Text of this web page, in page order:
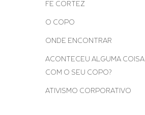
FE CORTEZ
O COPO
ONDE ENCONTRAR
ACONTECEU ALGUMA COISA
COM O SEU COPO?
ATIVISMO CORPORATIVO